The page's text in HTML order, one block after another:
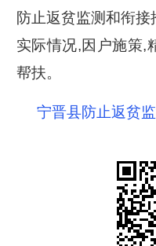
防止返贫监测和衔
实际情况,因户施策,
帮扶。
宁晋县防止返贫